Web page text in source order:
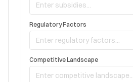
Regulatory Factors
Competitive Landscape